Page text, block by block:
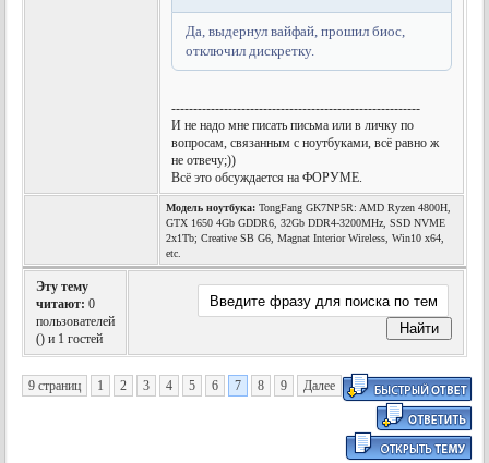
Да, выдернул вайфай, прошил биос,
отключил дискретку.
---------------------------------------------------------
И не надо мне писать письма или в личку по
вопросам, связанным с ноутбуками, всё равно ж
не отвечу;))
Всё это обсуждается на ФОРУМЕ.
Модель ноутбука: TongFang GK7NP5R: AMD Ryzen 4800H,
GTX 1650 4Gb GDDR6, 32Gb DDR4-3200MHz, SSD NVME
2x1Tb; Creative SB G6, Magnat Interior Wireless, Win10 x64,
etc.
Эту тему
читают: 0
пользователей
() и 1 гостей
9 страниц 1 2 3 4 5 6 7 8 9 Далее